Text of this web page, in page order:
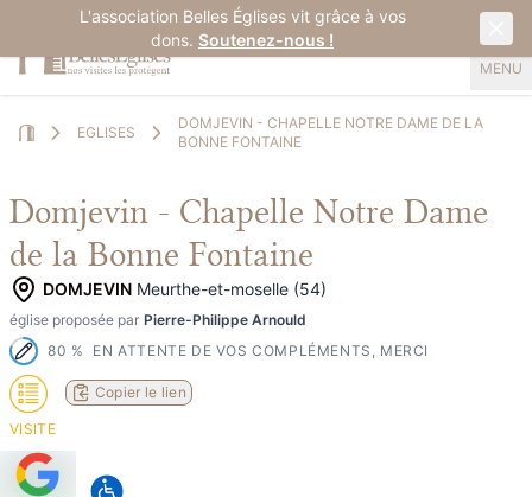
L'association Belles Églises vit grâce à vos
dons. Soutenez-nous !
MENU
EGLISES
DOMJEVIN - CHAPELLE NOTRE DAME DE LA
BONNE FONTAINE
Domjevin - Chapelle Notre Dame
de la Bonne Fontaine
DOMJEVIN Meurthe-et-moselle (54)
église proposée par Pierre-Philippe Arnould
80 % EN ATTENTE DE VOS COMPLÉMENTS, MERCI
VISITE
Copier le lien